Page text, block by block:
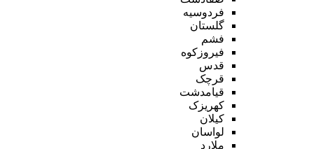
فردوسیه
گلستان
فشم
فیروزکوه
قدس
قرچک
قیامدشت
کهریزک
کیلان
لواسان
ملارد